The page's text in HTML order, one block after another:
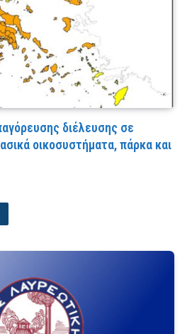
διέλευσης σε
οικοσυστήματα, πάρκα και